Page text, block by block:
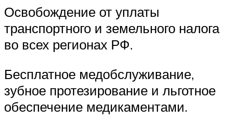
Освобождение от уплаты
транспортного и земельного налога
во всех регионах РФ.
Бесплатное медобслуживание,
зубное протезирование и льготное
обеспечение медикаментами.